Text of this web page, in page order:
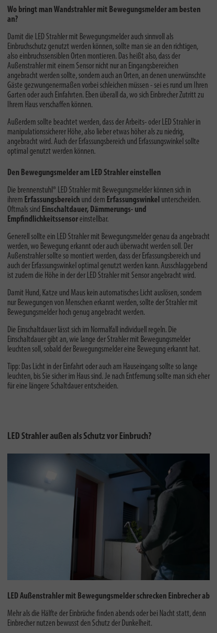
Wo bringt man Wandstrahler mit Bewegungsmelder am besten
an?
Damit die LED Strahler mit Bewegungsmelder auch sinnvoll als
Einbruchschutz genutzt werden können, sollte man sie an den richtigen,
also einbruchssensiblen Orten montieren. Das heißt also, dass der
Außenstrahler mit einem Sensor nicht nur an Eingangsbereichen
angebracht werden sollte, sondern auch an Orten, an denen unerwünschte
Gäste gezwungenermaßen vorbei schleichen müssen - sei es rund um Ihren
Garten oder auch Einfahrten. Eben überall da, wo sich Einbrecher Zutritt zu
Ihrem Haus verschaffen können.
Außerdem sollte beachtet werden, dass der Arbeits- oder LED Strahler in
manipulationssicherer Höhe, also lieber etwas höher als zu niedrig,
angebracht wird. Auch der Erfassungsbereich und Erfassungswinkel sollte
optimal genutzt werden können.
Den Bewegungsmelder am LED Strahler einstellen
Die brennenstuhl® LED Strahler mit Bewegungsmelder können sich in
ihrem Erfassungsbereich und dem Erfassungswinkel unterscheiden.
Oftmals sind Einschaltdauer, Dämmerungs- und
Empfindlichkeitssensoreinstellbar.
Generell sollte ein LED Strahler mit Bewegungsmelder genau da angebracht
werden, wo Bewegung erkannt oder auch überwacht werden soll. Der
Außenstrahler sollte so montiert werden, dass der Erfassungsbereich und
auch der Erfassungswinkel optimal genutzt werden kann. Ausschlaggebend
ist zudem die Höhe in der der LED Strahler mit Sensor angebracht wird.
Damit Hund, Katze und Maus kein automatisches Licht auslösen, sondern
nur Bewegungen von Menschen erkannt werden, sollte der Strahler mit
Bewegungsmelder hoch genug angebracht werden.
Die Einschaltdauer lässt sich im Normalfall individuell regeln. Die
Einschaltdauer gibt an, wie lange der Strahler mit Bewegungsmelder
leuchten soll, sobald der Bewegungsmelder eine Bewegung erkannt hat.
Tipp: Das Licht in der Einfahrt oder auch am Hauseingang sollte so lange
leuchten, bis Sie sicher im Haus sind. Je nach Entfernung sollte man sich eher
für eine längere Schaltdauer entscheiden.
LED Strahler außen als Schutz vor Einbruch?
LED Außenstrahler mit Bewegungsmelder schrecken Einbrecher ab
Mehr als die Hälfte der Einbrüche finden abends oder bei Nacht statt, denn
Einbrecher nutzen bewusst den Schutz der Dunkelheit.